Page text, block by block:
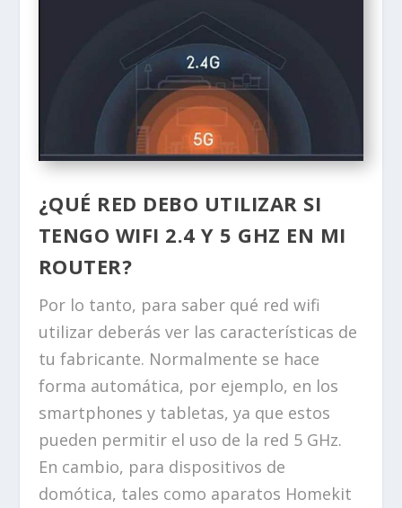
¿QUÉ RED DEBO UTILIZAR SI
TENGO WIFI 2.4 Y 5 GHZ EN MI
ROUTER?
Por lo tanto, para saber qué red wifi
utilizar deberás ver las características de
tu fabricante. Normalmente se hace
forma automática, por ejemplo, en los
smartphones y tabletas, ya que estos
pueden permitir el uso de la red 5 GHz.
En cambio, para dispositivos de
domótica, tales como aparatos Homekit